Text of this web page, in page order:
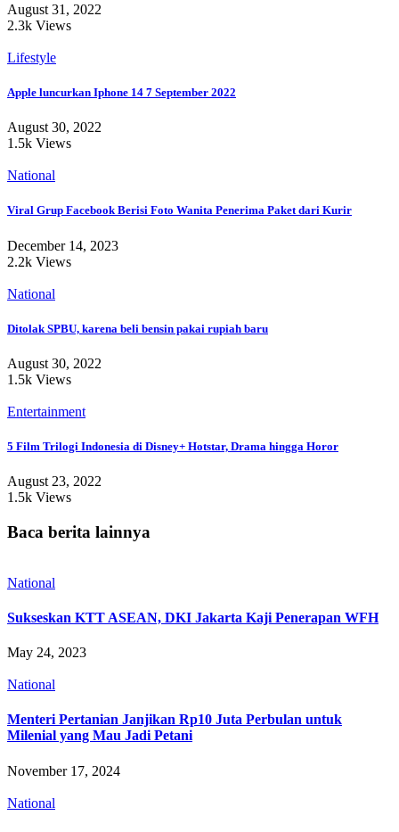
August 31, 2022
2.3k Views
Lifestyle
Apple luncurkan Iphone 14 7 September 2022
August 30, 2022
1.5k Views
National
Viral Grup Facebook Berisi Foto Wanita Penerima Paket dari Kurir
December 14, 2023
2.2k Views
National
Ditolak SPBU, karena beli bensin pakai rupiah baru
August 30, 2022
1.5k Views
Entertainment
5 Film Trilogi Indonesia di Disney+ Hotstar, Drama hingga Horor
August 23, 2022
1.5k Views
Baca berita lainnya
National
Sukseskan KTT ASEAN, DKI Jakarta Kaji Penerapan WFH
May 24, 2023
National
Menteri Pertanian Janjikan Rp10 Juta Perbulan untuk
Milenial yang Mau Jadi Petani
November 17, 2024
National